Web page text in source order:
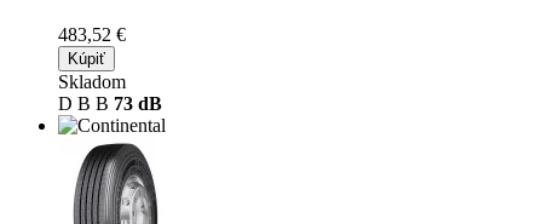
483,52 €
Kúpiť
Skladom
D B B 73 dB